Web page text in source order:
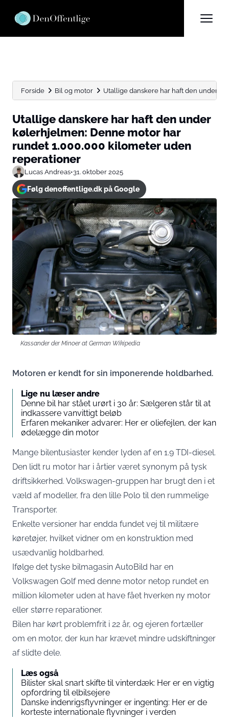
Forside Bil og motor Utallige danskere har haft den under
Utallige danskere har haft den under
kølerhjelmen: Denne motor har
rundet 1.000.000 kilometer uden
reperationer
Lucas Andreas•31. oktober 2025
Følg denoffentlige.dk på Google
Kassander der Minoer at German Wikipedia
Motoren er kendt for sin imponerende holdbarhed.
Lige nu læser andre
Denne bil har stået urørt i 30 år: Sælgeren står til at
indkassere vanvittigt beløb
Erfaren mekaniker advarer: Her er oliefejlen, der kan
ødelægge din motor
Mange bilentusiaster kender lyden af en 1.9 TDI-diesel.
Den lidt ru motor har i årtier været synonym på tysk
driftsikkerhed. Volkswagen-gruppen har brugt den i et
væld af modeller, fra den lille Polo til den rummelige
Transporter.
Enkelte versioner har endda fundet vej til militære
køretøjer, hvilket vidner om en konstruktion med
usædvanlig holdbarhed.
Ifølge det tyske bilmagasin AutoBild har en
Volkswagen Golf med denne motor netop rundet en
million kilometer uden at have fået hverken ny motor
eller større reparationer.
Bilen har kørt problemfrit i 22 år, og ejeren fortæller
om en motor, der kun har krævet mindre udskiftninger
af slidte dele.
Læs også
Bilister skal snart skifte til vinterdæk: Her er en vigtig
opfordring til elbilsejere
Danske indenrigsflyvninger er ingenting: Her er de
korteste internationale flyvninger i verden